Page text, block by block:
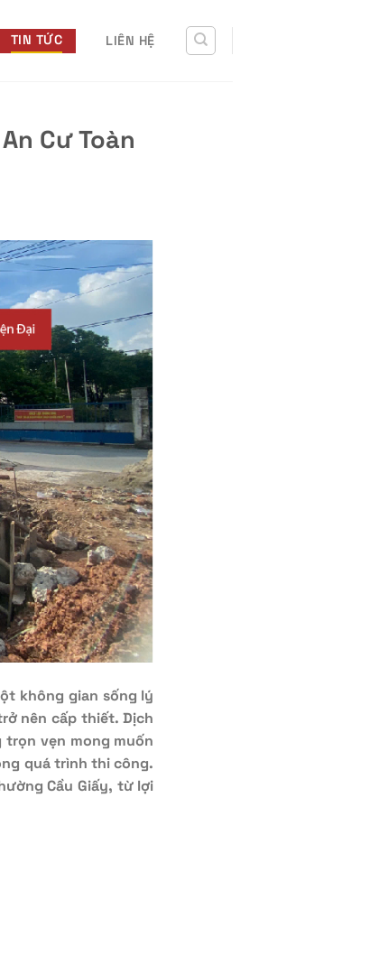
TIN TỨC LIÊN HỆ
Cư Toàn
không gian sống lý
nên cấp thiết. Dịch
vẹn mong muốn
quá trình thi công.
Cầu Giấy, từ lợi